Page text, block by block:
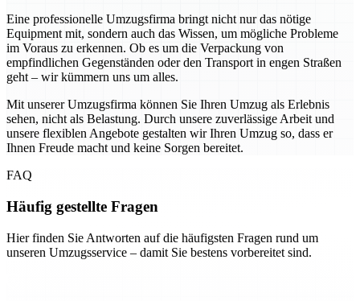
Eine professionelle Umzugsfirma bringt nicht nur das nötige
Equipment mit, sondern auch das Wissen, um mögliche Probleme
im Voraus zu erkennen. Ob es um die Verpackung von
empfindlichen Gegenständen oder den Transport in engen Straßen
geht – wir kümmern uns um alles.
Mit unserer Umzugsfirma können Sie Ihren Umzug als Erlebnis
sehen, nicht als Belastung. Durch unsere zuverlässige Arbeit und
unsere flexiblen Angebote gestalten wir Ihren Umzug so, dass er
Ihnen Freude macht und keine Sorgen bereitet.
FAQ
Häufig gestellte Fragen
Hier finden Sie Antworten auf die häufigsten Fragen rund um
unseren Umzugsservice – damit Sie bestens vorbereitet sind.